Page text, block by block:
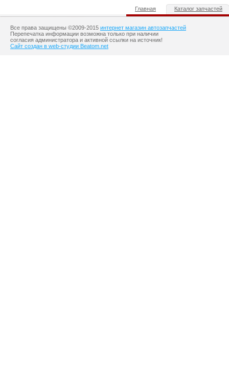
Главная Каталог запчастей
Все права защищены ©2009-2015 интернет магазин автозапчастей
Перепечатка информации возможна только при наличии
согласия администратора и активной ссылки на источник!
Сайт создан в web-студии Beatom.net